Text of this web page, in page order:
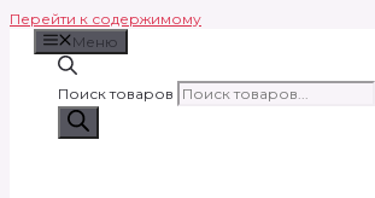
Перейти к содержимому
Меню
Поиск товаров